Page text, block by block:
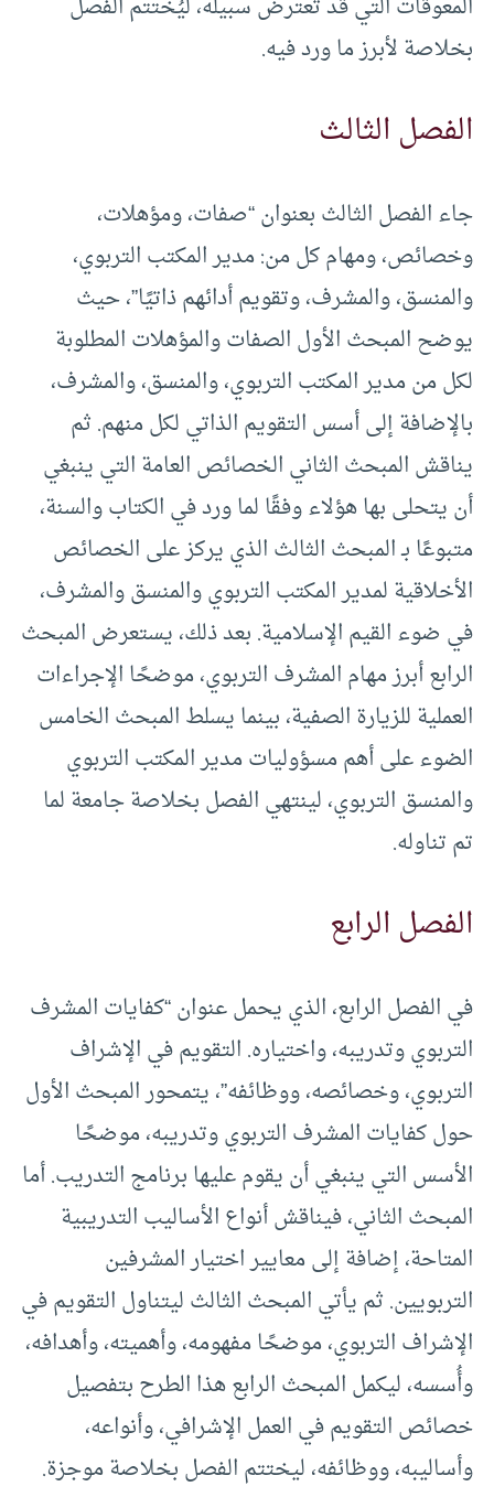
المعوقات التي قد تعترض سبيله، ليُختتم الفصل
بخلاصة لأبرز ما ورد فيه.
الفصل الثالث
جاء الفصل الثالث بعنوان “صفات، ومؤهلات،
وخصائص، ومهام كل من: مدير المكتب التربوي،
والمنسق، والمشرف، وتقويم أدائهم ذاتيًا”، حيث
يوضح المبحث الأول الصفات والمؤهلات المطلوبة
لكل من مدير المكتب التربوي، والمنسق، والمشرف،
بالإضافة إلى أسس التقويم الذاتي لكل منهم. ثم
يناقش المبحث الثاني الخصائص العامة التي ينبغي
أن يتحلى بها هؤلاء وفقًا لما ورد في الكتاب والسنة،
متبوعًا بـ المبحث الثالث الذي يركز على الخصائص
الأخلاقية لمدير المكتب التربوي والمنسق والمشرف،
في ضوء القيم الإسلامية. بعد ذلك، يستعرض المبحث
الرابع أبرز مهام المشرف التربوي، موضحًا الإجراءات
العملية للزيارة الصفية، بينما يسلط المبحث الخامس
الضوء على أهم مسؤوليات مدير المكتب التربوي
والمنسق التربوي، لينتهي الفصل بخلاصة جامعة لما
تم تناوله.
الفصل الرابع
في الفصل الرابع، الذي يحمل عنوان “كفايات المشرف
التربوي وتدريبه، واختياره. التقويم في الإشراف
التربوي، وخصائصه، ووظائفه”، يتمحور المبحث الأول
حول كفايات المشرف التربوي وتدريبه، موضحًا
الأسس التي ينبغي أن يقوم عليها برنامج التدريب. أما
المبحث الثاني، فيناقش أنواع الأساليب التدريبية
المتاحة، إضافة إلى معايير اختيار المشرفين
التربويين. ثم يأتي المبحث الثالث ليتناول التقويم في
الإشراف التربوي، موضحًا مفهومه، وأهميته، وأهدافه،
وأُسسه، ليكمل المبحث الرابع هذا الطرح بتفصيل
خصائص التقويم في العمل الإشرافي، وأنواعه،
وأساليبه، ووظائفه، ليختتم الفصل بخلاصة موجزة.